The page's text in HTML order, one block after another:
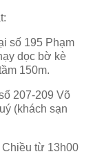
số 195 Phạm
dọc bờ kè
150m.
207-209 Võ
(khách sạn
từ 13h00